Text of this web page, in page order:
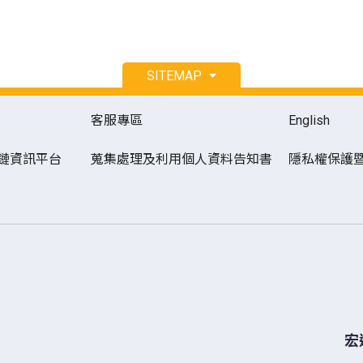
SITEMAP
客服專區 English
資訊平台 蒐集處理及利用個人資料告知書 隱私權保護
宏